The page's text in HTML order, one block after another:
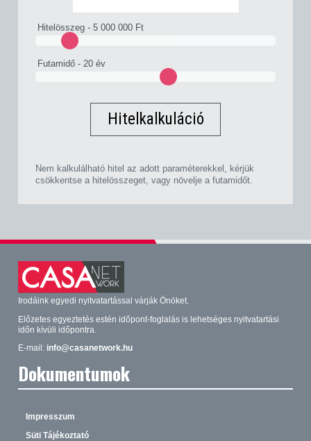
Hitelösszeg -5 000 000 Ft
Futamidő -20 év
Hitelkalkuláció
Nem kalkulálható hitel az adott paraméterekkel, kérjük
csökkentse a hitelösszeget, vagy növelje a futamidőt.
Irodáink egyedi nyitvatartással várják Önöket.
Előzetes egyeztetés estén időpont-foglalás is lehetséges nyitvatartási
időn kívüli időpontra.
E-mail: info@casanetwork.hu
Dokumentumok
Impresszum
Süti Tájékoztató